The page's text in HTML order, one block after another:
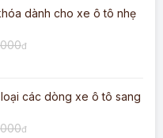
dành cho xe ô tô nhẹ
đ
các dòng xe ô tô sang
đ